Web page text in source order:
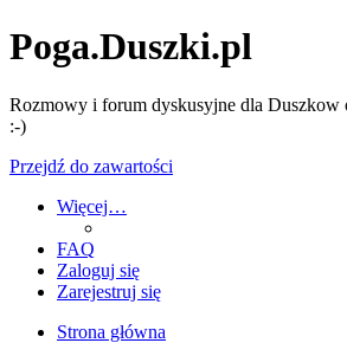
Poga.Duszki.pl
Rozmowy i forum dyskusyjne dla Duszkow
:-)
Przejdź do zawartości
Więcej…
FAQ
Zaloguj się
Zarejestruj się
Strona główna